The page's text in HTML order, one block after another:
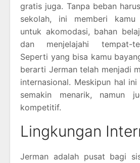
gratis juga. Tanpa beban
sekolah, ini memberi kamu
untuk akomodasi, bahan
dan menjelajahi tempat-
Seperti yang bisa kamu
berarti Jerman telah menjadi
internasional. Meskipun hal
semakin menarik, namun
kompetitif.
Lingkungan
Jerman adalah pusat bagi